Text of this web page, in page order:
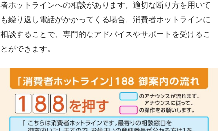
者ホットラインへの相談があります。適切な断り方を用いて
も繰り返し電話がかかってくる場合、消費者ホットラインに
相談することで、専門的なアドバイスやサポートを受けるこ
とができます​​。